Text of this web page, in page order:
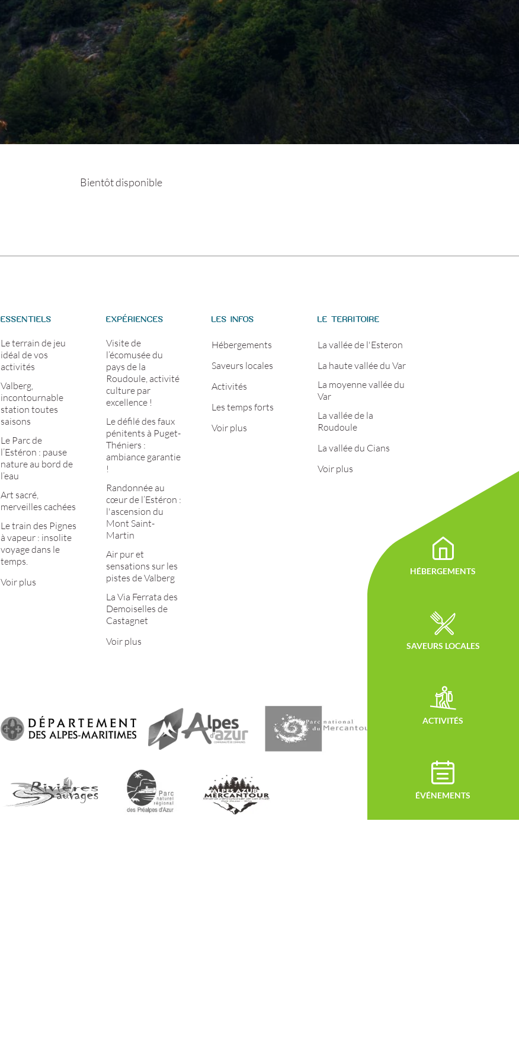
HÉBERGEMENTS
SAVEURS LOCALES
ACTIVITÉS
ÉVÉNEMENTS
Bientôt disponible
ESSENTIELS
Le terrain de jeu
idéal de vos
activités
Valberg,
incontournable
station toutes
saisons
Le Parc de
l’Estéron : pause
nature au bord de
l’eau
Art sacré,
merveilles cachées
Le train des Pignes
à vapeur : insolite
voyage dans le
temps.
Voir plus
EXPÉRIENCES
Visite de
l’écomusée du
pays de la
Roudoule, activité
culture par
excellence !
Le défilé des faux
pénitents à Puget-
Théniers :
ambiance garantie
!
Randonnée au
cœur de l’Estéron :
l'ascension du
Mont Saint-
Martin
Air pur et
sensations sur les
pistes de Valberg
La Via Ferrata des
Demoiselles de
Castagnet
Voir plus
LES INFOS
Hébergements
Saveurs locales
Activités
Les temps forts
Voir plus
LE TERRITOIRE
La vallée de l'Esteron
La haute vallée du Var
La moyenne vallée du
Var
La vallée de la
Roudoule
La vallée du Cians
Voir plus